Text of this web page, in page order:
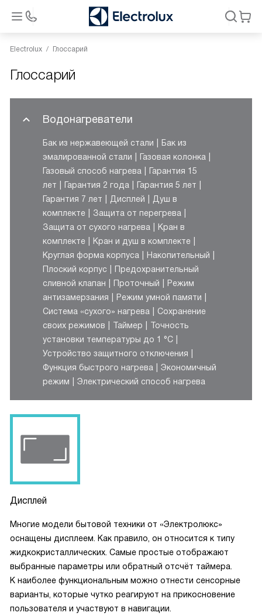
Electrolux Глоссарий
Глоссарий
Водонагреватели
Бак из нержавеющей стали
Бак из
эмалированной стали
Газовая колонка
Газовый способ нагрева
Гарантия 15
лет
Гарантия 2 года
Гарантия 5 лет
Гарантия 7 лет
Дисплей
Душ в
комплекте
Защита от перегрева
Защита от сухого нагрева
Кран в
комплекте
Кран и душ в комплекте
Круглая форма корпуса
Накопительный
Плоский корпус
Предохранительный
сливной клапан
Проточный
Режим
антизамерзания
Режим умной памяти
Система «сухого» нагрева
Сохранение
своих режимов
Таймер
Точность
установки температуры до 1 °С
Устройство защитного отключения
Функция быстрого нагрева
Экономичный
режим
Электрический способ нагрева
Дисплей
Многие модели бытовой техники от «Электролюкс»
оснащены дисплеем. Как правило, он относится к типу
жидкокристаллических. Самые простые отображают
выбранные параметры или обратный отсчёт таймера.
К наиболее функциональным можно отнести сенсорные
варианты, которые чутко реагируют на прикосновение
пользователя и участвуют в навигации.